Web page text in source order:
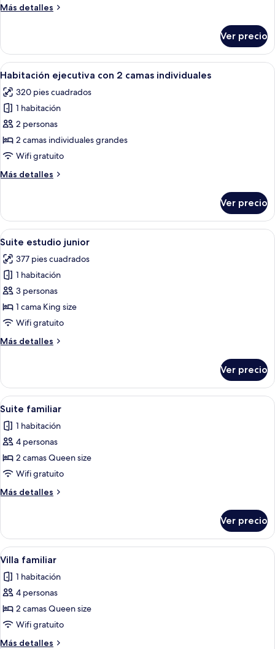
Más detalles
Más
presidencial
Ver precio
Abrir
todas
las
fotos
de
Habitación
ejecutiva
2
Habitación de hotel con dos camas,
3
Habitación ejecutiva con 2 camas individuales
320 pies cuadrados
1 habitación
2 personas
2 camas individuales grandes
Wifi gratuito
Más detalles
Más
ejecutiva
con
2
individuales
Ver precio
Abrir
todas
las
fotos
de
Suite
estudio
Habitación de hotel moderna con
3
Suite estudio junior
377 pies cuadrados
1 habitación
3 personas
1 cama King size
Wifi gratuito
Más detalles
Más
estudio
junior
Ver precio
Abrir
todas
las
fotos
de
Suite
familiar
Una habitación de hotel con dos
5
Suite familiar
1 habitación
4 personas
2 camas Queen size
Wifi gratuito
Más detalles
Más
familiar
Ver precio
Abrir
todas
las
fotos
de
Villa
familiar
Una habitación estilo cabaña de
5
Villa familiar
1 habitación
4 personas
2 camas Queen size
Wifi gratuito
Más detalles
Más